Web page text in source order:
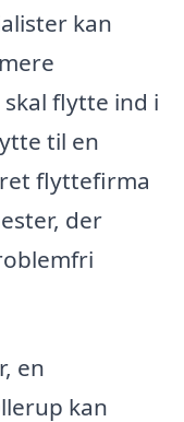
kan
flytte ind i
til en
flyttefirma
der
en
kan